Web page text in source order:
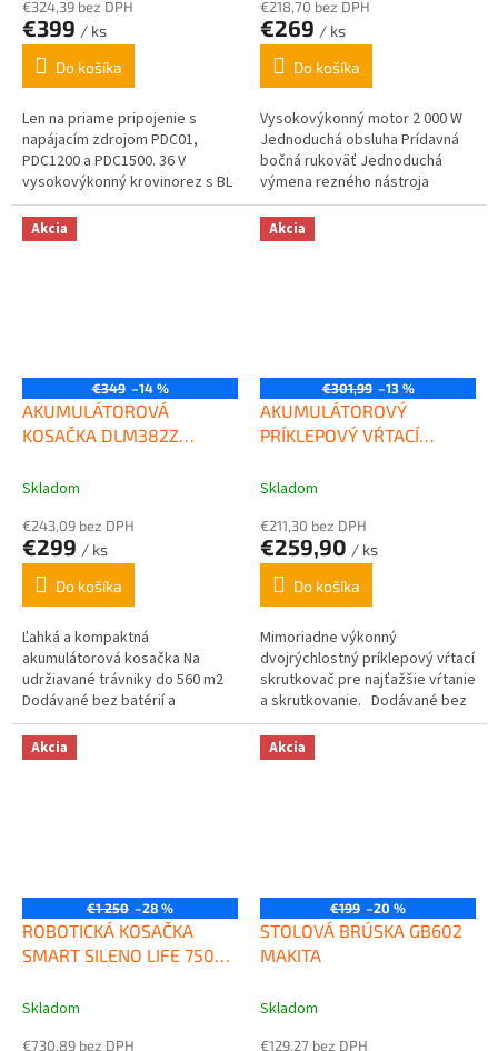
€324,39 bez DPH
€399 / ks
Do košíka
Len na priame pripojenie s
napájacím zdrojom PDC01,
PDC1200 a PDC1500. 36 V
vysokovýkonný krovinorez s BL
motorom poskytuje maximálny
výkon 1 kW porovnateľný
s motorovými krovinorezmi...
€218,70 bez DPH
€269 / ks
Do košíka
Vysokovýkonný motor 2 000 W
Jednoduchá obsluha Prídavná
bočná rukoväť Jednoduchá
výmena rezného nástroja
Akcia
€349 –14 %
AKUMULÁTOROVÁ
KOSAČKA DLM382Z
Skladom
€243,09 bez DPH
€299 / ks
Do košíka
Ľahká a kompaktná
akumulátorová kosačka Na
udržiavané trávniky do 560 m2
Dodávané bez batérií a
nabíjačky Kompatibilné s
akumulátormi LXT 18 V: 6,0 /
5,0...
Akcia
€301,99 –13 %
AKUMULÁTOROVÝ
PRÍKLEPOVÝ VŔTACÍ
PRÍKLEPOM DHP486Z
Skladom
€211,30 bez DPH
€259,90 / ks
Do košíka
Mimoriadne výkonný
dvojrýchlostný príklepový vŕtací
skrutkovač pre najťažšie vŕtanie
a skrutkovanie. Dodávané bez
batérií a nabíjačky.
Akcia
€1 250 –28 %
ROBOTICKÁ KOSAČKA
SMART SILENO LIFE 750
Skladom
€730,89 bez DPH
Akcia
€199 –20 %
STOLOVÁ BRÚSKA GB602
MAKITA
Skladom
€129,27 bez DPH